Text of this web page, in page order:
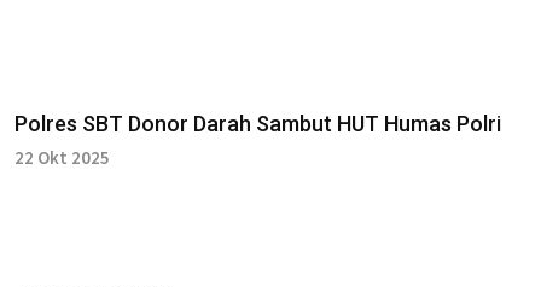
Polres SBT Donor Darah Sambut HUT Humas Polri
22 Okt 2025